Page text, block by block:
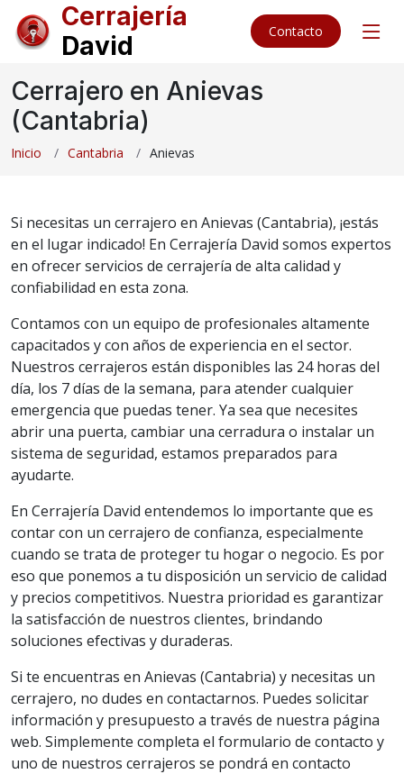
Cerrajería
David
Contacto
Cerrajero en Anievas
(Cantabria)
Inicio Cantabria Anievas
Si necesitas un cerrajero en Anievas (Cantabria), ¡estás
en el lugar indicado! En Cerrajería David somos expertos
en ofrecer servicios de cerrajería de alta calidad y
confiabilidad en esta zona.
Contamos con un equipo de profesionales altamente
capacitados y con años de experiencia en el sector.
Nuestros cerrajeros están disponibles las 24 horas del
día, los 7 días de la semana, para atender cualquier
emergencia que puedas tener. Ya sea que necesites
abrir una puerta, cambiar una cerradura o instalar un
sistema de seguridad, estamos preparados para
ayudarte.
En Cerrajería David entendemos lo importante que es
contar con un cerrajero de confianza, especialmente
cuando se trata de proteger tu hogar o negocio. Es por
eso que ponemos a tu disposición un servicio de calidad
y precios competitivos. Nuestra prioridad es garantizar
la satisfacción de nuestros clientes, brindando
soluciones efectivas y duraderas.
Si te encuentras en Anievas (Cantabria) y necesitas un
cerrajero, no dudes en contactarnos. Puedes solicitar
información y presupuesto a través de nuestra página
web. Simplemente completa el formulario de contacto y
uno de nuestros cerrajeros se pondrá en contacto